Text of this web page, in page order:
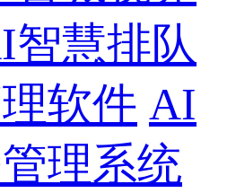
智慧排队
软件 AI
理系统